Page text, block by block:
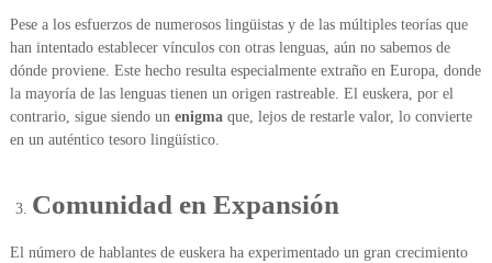
Pese a los esfuerzos de numerosos lingüistas y de las múltiples teorías que
han intentado establecer vínculos con otras lenguas, aún no sabemos de
dónde proviene. Este hecho resulta especialmente extraño en Europa, donde
la mayoría de las lenguas tienen un origen rastreable. El euskera, por el
contrario, sigue siendo un enigmaque, lejos de restarle valor, lo convierte
en un auténtico tesoro lingüístico.
Comunidad en Expansión
El número de hablantes de euskera ha experimentado un gran crecimiento